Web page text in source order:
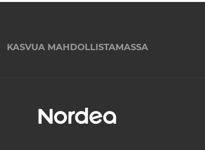
KASVUA MAHDOLLISTAMASSA